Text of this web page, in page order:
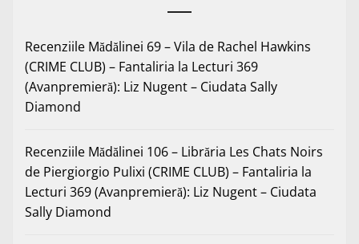
Recenziile Mădălinei 69 – Vila de Rachel Hawkins
(CRIME CLUB) – Fantaliria la Lecturi 369
(Avanpremieră): Liz Nugent – Ciudata Sally
Diamond
Recenziile Mădălinei 106 – Librăria Les Chats Noirs
de Piergiorgio Pulixi (CRIME CLUB) – Fantaliria la
Lecturi 369 (Avanpremieră): Liz Nugent – Ciudata
Sally Diamond